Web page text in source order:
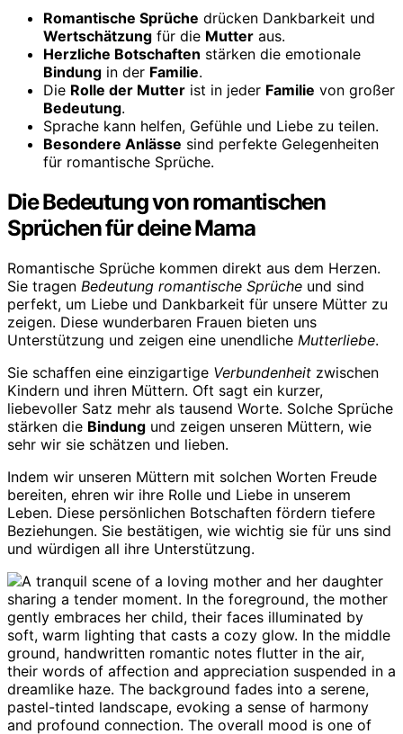
Romantische Sprüche drücken Dankbarkeit und
Wertschätzung für die Mutter aus.
Herzliche Botschaften stärken die emotionale
Bindung in der Familie.
Die Rolle der Mutter ist in jeder Familie von großer
Bedeutung.
Sprache kann helfen, Gefühle und Liebe zu teilen.
Besondere Anlässe sind perfekte Gelegenheiten
für romantische Sprüche.
Die Bedeutung von romantischen
Sprüchen für deine Mama
Romantische Sprüche kommen direkt aus dem Herzen.
Sie tragen Bedeutung romantische Sprüche und sind
perfekt, um Liebe und Dankbarkeit für unsere Mütter zu
zeigen. Diese wunderbaren Frauen bieten uns
Unterstützung und zeigen eine unendliche Mutterliebe.
Sie schaffen eine einzigartige Verbundenheit zwischen
Kindern und ihren Müttern. Oft sagt ein kurzer,
liebevoller Satz mehr als tausend Worte. Solche Sprüche
stärken die Bindung und zeigen unseren Müttern, wie
sehr wir sie schätzen und lieben.
Indem wir unseren Müttern mit solchen Worten Freude
bereiten, ehren wir ihre Rolle und Liebe in unserem
Leben. Diese persönlichen Botschaften fördern tiefere
Beziehungen. Sie bestätigen, wie wichtig sie für uns sind
und würdigen all ihre Unterstützung.